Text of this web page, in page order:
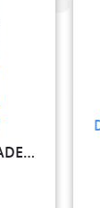
MOZART WOLFGANG AMADEUS